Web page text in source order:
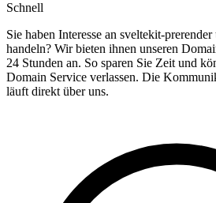
Schnell
Sie haben Interesse an sveltekit-
handeln? Wir bieten ihnen unseren
24 Stunden an. So sparen Sie Zeit und
Domain Service verlassen. Die
läuft direkt über uns.